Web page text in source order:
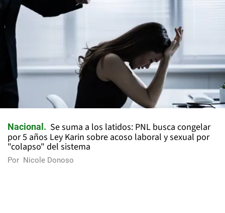
Nacional
Se suma a los latidos: PNL busca congelar
por 5 años Ley Karin sobre acoso laboral y sexual por
"colapso" del sistema
Por Nicole Donoso